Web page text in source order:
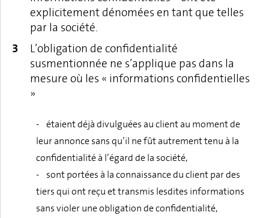
explicitement dénomées en tant que telles
par la société.
L’obligation de confidentialité
susmentionnée ne s’applique pas dans la
mesure où les « informations confidentielles
»
- étaient déjà divulguées au client au moment de
leur annonce sans qu’il ne fût autrement tenu à la
confidentialité à l’égard de la société,
- sont portées à la connaissance du client par des
tiers qui ont reçu et transmis lesdites informations
sans violer une obligation de confidentialité,